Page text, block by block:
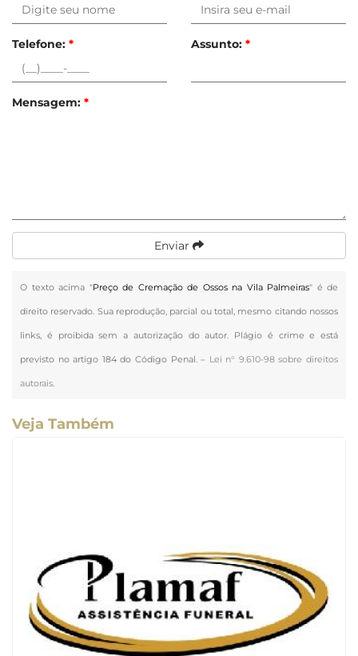
Telefone: * Assunto: *
Mensagem: *
Enviar
O texto acima "Preço de Cremação de Ossos na Vila Palmeiras" é de
direito reservado. Sua reprodução, parcial ou total, mesmo citando nossos
links, é proibida sem a autorização do autor. Plágio é crime e está
previsto no artigo 184 do Código Penal. – Lei n° 9.610-98 sobre direitos
autorais.
Veja Também